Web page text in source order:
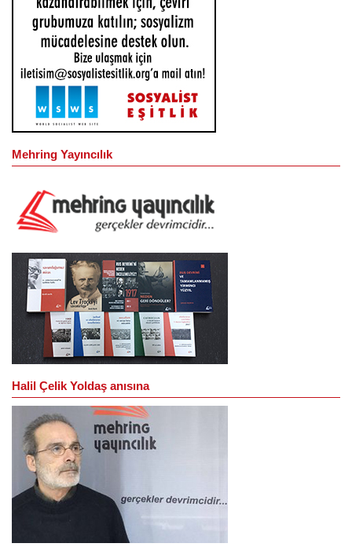
Mehring Yayıncılık
Halil Çelik Yoldaş anısına